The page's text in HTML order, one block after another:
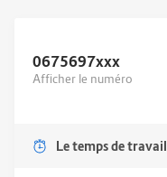
0675697xxx
Afficher le numéro
Le temps de travail